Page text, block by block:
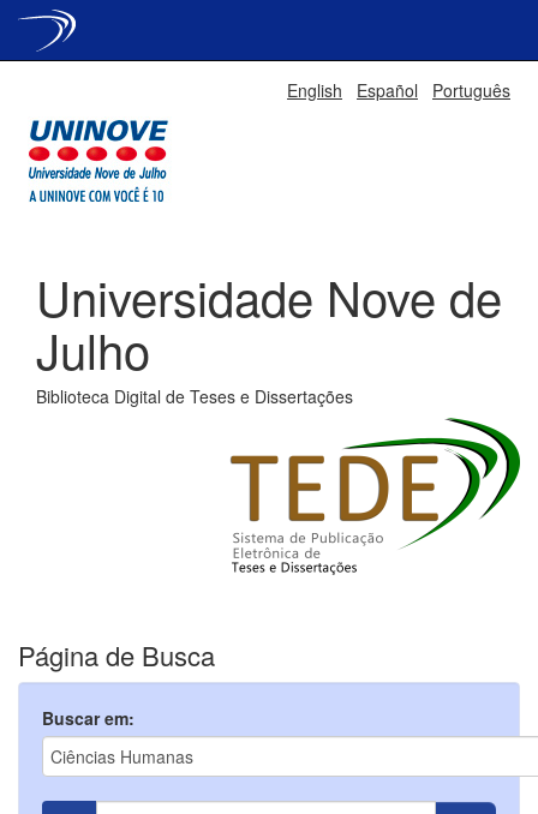
English Español Português
Universidade Nove de
Julho
Biblioteca Digital de Teses e Dissertações
Página de Busca
Buscar em: